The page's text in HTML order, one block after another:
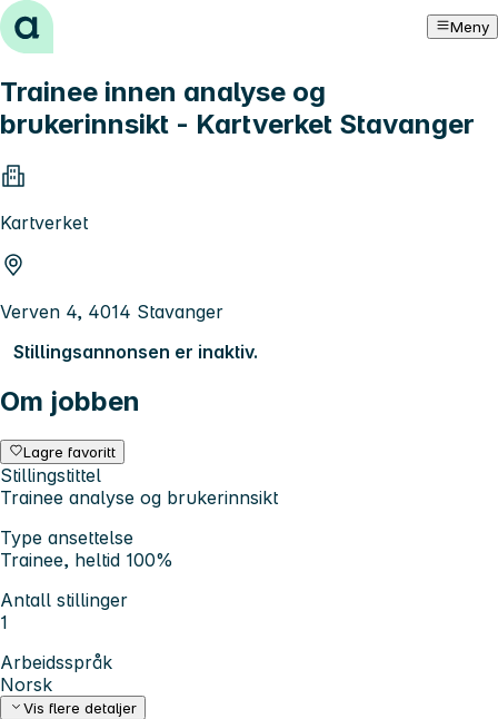
Hopp til innhold Meny
Trainee innen analyse og
brukerinnsikt - Kartverket Stavanger
Kartverket
Verven 4, 4014 Stavanger
Stillingsannonsen er inaktiv.
Om jobben
Lagre favoritt
Stillingstittel
Trainee analyse og brukerinnsikt
Type ansettelse
Trainee, heltid 100%
Antall stillinger
1
Arbeidsspråk
Norsk
Vis flere detaljer